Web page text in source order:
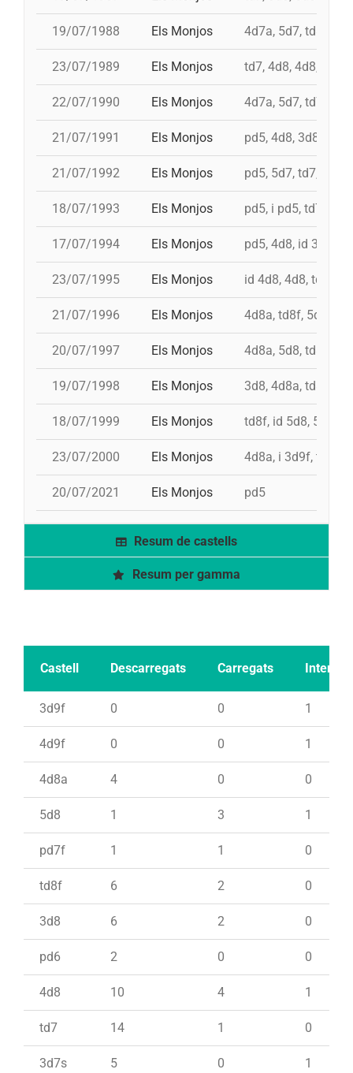
19/07/1988 Els Monjos 4d7a, 5d7, td8fc, i
23/07/1989 Els Monjos td7, 4d8, 4d8, 3d8
22/07/1990 Els Monjos 4d7a, 5d7, td7,
21/07/1991 Els Monjos pd5, 4d8, 3d8, td8f
21/07/1992 Els Monjos pd5, 5d7, td7, 3d8c
18/07/1993 Els Monjos pd5, i pd5, td7,
17/07/1994 Els Monjos pd5, 4d8, id 3d8,
23/07/1995 Els Monjos id 4d8, 4d8, td7,
21/07/1996 Els Monjos 4d8a, td8f, 5d8c,
20/07/1997 Els Monjos 4d8a, 5d8, td8f, id
19/07/1998 Els Monjos 3d8, 4d8a, td8f,
18/07/1999 Els Monjos td8f, id 5d8, 5d8c,
23/07/2000 Els Monjos 4d8a, i 3d9f, td8f,
20/07/2021 Els Monjos pd5
Resum de castells
Resum per gamma
Castell Descarregats Carregats Intents
3d9f 0 0 1
4d9f 0 0 1
4d8a 4 0 0
5d8 1 3 1
pd7f 1 1 0
td8f 6 2 0
3d8 6 2 0
pd6 2 0 0
4d8 10 4 1
td7 14 1 0
3d7s 5 0 1